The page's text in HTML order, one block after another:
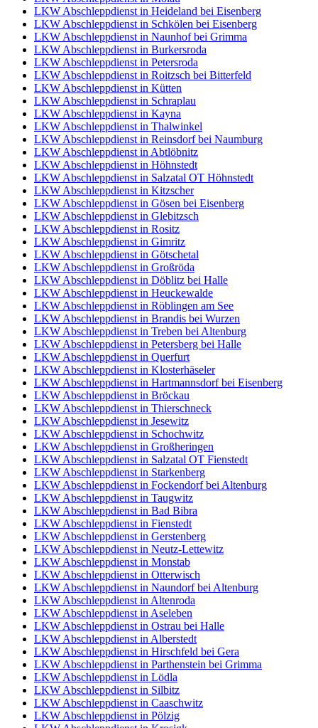
LKW Abschleppdienst in Heideland bei Eisenberg
LKW Abschleppdienst in Schkölen bei Eisenberg
LKW Abschleppdienst in Naunhof bei Grimma
LKW Abschleppdienst in Burkersroda
LKW Abschleppdienst in Petersroda
LKW Abschleppdienst in Roitzsch bei Bitterfeld
LKW Abschleppdienst in Kütten
LKW Abschleppdienst in Schraplau
LKW Abschleppdienst in Kayna
LKW Abschleppdienst in Thalwinkel
LKW Abschleppdienst in Reinsdorf bei Naumburg
LKW Abschleppdienst in Abtlöbnitz
LKW Abschleppdienst in Höhnstedt
LKW Abschleppdienst in Salzatal OT Höhnstedt
LKW Abschleppdienst in Kitzscher
LKW Abschleppdienst in Gösen bei Eisenberg
LKW Abschleppdienst in Glebitzsch
LKW Abschleppdienst in Rositz
LKW Abschleppdienst in Gimritz
LKW Abschleppdienst in Götschetal
LKW Abschleppdienst in Großröda
LKW Abschleppdienst in Döblitz bei Halle
LKW Abschleppdienst in Heuckewalde
LKW Abschleppdienst in Röblingen am See
LKW Abschleppdienst in Brandis bei Wurzen
LKW Abschleppdienst in Treben bei Altenburg
LKW Abschleppdienst in Petersberg bei Halle
LKW Abschleppdienst in Querfurt
LKW Abschleppdienst in Klosterhäseler
LKW Abschleppdienst in Hartmannsdorf bei Eisenberg
LKW Abschleppdienst in Bröckau
LKW Abschleppdienst in Thierschneck
LKW Abschleppdienst in Jesewitz
LKW Abschleppdienst in Schochwitz
LKW Abschleppdienst in Großheringen
LKW Abschleppdienst in Salzatal OT Fienstedt
LKW Abschleppdienst in Starkenberg
LKW Abschleppdienst in Fockendorf bei Altenburg
LKW Abschleppdienst in Taugwitz
LKW Abschleppdienst in Bad Bibra
LKW Abschleppdienst in Fienstedt
LKW Abschleppdienst in Gerstenberg
LKW Abschleppdienst in Neutz-Lettewitz
LKW Abschleppdienst in Monstab
LKW Abschleppdienst in Otterwisch
LKW Abschleppdienst in Naundorf bei Altenburg
LKW Abschleppdienst in Altenroda
LKW Abschleppdienst in Aseleben
LKW Abschleppdienst in Ostrau bei Halle
LKW Abschleppdienst in Alberstedt
LKW Abschleppdienst in Hirschfeld bei Gera
LKW Abschleppdienst in Parthenstein bei Grimma
LKW Abschleppdienst in Lödla
LKW Abschleppdienst in Silbitz
LKW Abschleppdienst in Caaschwitz
LKW Abschleppdienst in Pölzig